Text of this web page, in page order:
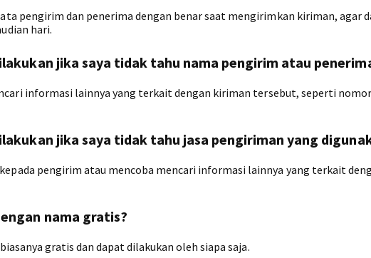
pengirim dan penerima dengan benar saat mengirimkan kiriman, agar
hari.
jika saya tidak tahu nama pengirim atau
informasi lainnya yang terkait dengan kiriman tersebut, seperti
jika saya tidak tahu jasa pengiriman yang
pengirim atau mencoba mencari informasi lainnya yang terkait
nama gratis?
gratis dan dapat dilakukan oleh siapa saja.